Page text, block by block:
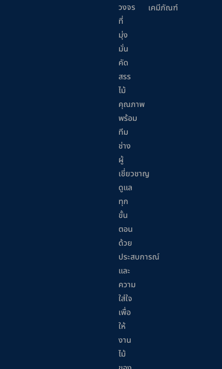
วงจร
ที่
มุ่ง
มั่น
คัด
สรร
ไม้
คุณภาพ
พร้อม
ทีม
ช่าง
ผู้
เชี่ยวชาญ
ดูแล
ทุก
ขั้น
ตอน
ด้วย
ประสบการณ์
และ
ความ
ใส่ใจ
เพื่อ
ให้
งาน
ไม้
เคมีภัณฑ์